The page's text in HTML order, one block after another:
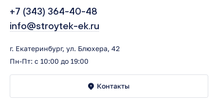
+7 (343) 364-40-48
info@stroytek-ek.ru
г. Екатеринбург, ул. Блюхера, 42
Пн-Пт: с 10:00 до 19:00
Контакты